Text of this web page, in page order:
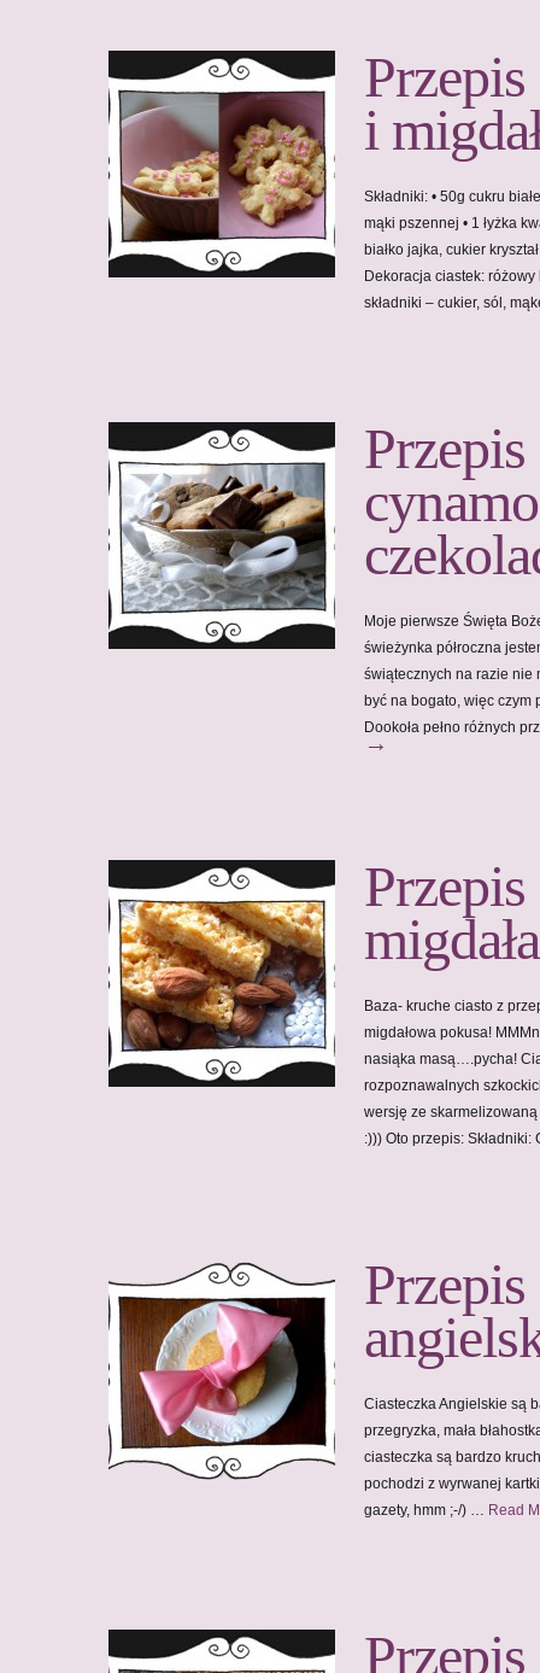
i
Składniki: • 50g cukru
mąki pszennej • 1 łyżka
białko jajka, cukier
Dekoracja ciastek:
składniki – cukier, sól,
Moje pierwsze Święta
świeżynka półroczna
świątecznych na razie nie
być na bogato, więc czym
Dookoła pełno różnych
→
Baza- kruche ciasto z
migdałowa pokusa!
nasiąka masą….pycha!
rozpoznawalnych
wersję ze skarmelizowaną
:))) Oto przepis:
Ciasteczka Angielskie są
przegryzka, mała
ciasteczka są bardzo
pochodzi z wyrwanej
gazety, hmm ;-/) … Read